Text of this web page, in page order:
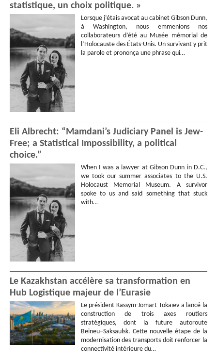
statistique, un choix politique. »
Lorsque j’étais avocat au cabinet Gibson Dunn,
à Washington, nous emmenions nos
collaborateurs d’été au Musée mémorial de
l’Holocauste des États-Unis. Un survivant y prit
la parole et prononça une phrase qui…
Eli Albrecht: “Mamdani’s Judiciary Panel is Jew-
Free; a Statistical Impossibility, a political
choice.”
When I was a lawyer at Gibson Dunn in D.C.,
we took our summer associates to the U.S.
Holocaust Memorial Museum. A survivor
spoke to us and said something that stuck
with…
Le Kazakhstan accélère sa transformation en
Hub Logistique majeur de l’Eurasie
Le président Kassym-Jomart Tokaïev a lancé la
construction de trois axes routiers
stratégiques, dont la future autoroute
Beineu–Saksaulsk. Cette nouvelle étape de la
modernisation des transports doit renforcer la
connectivité intérieure du…